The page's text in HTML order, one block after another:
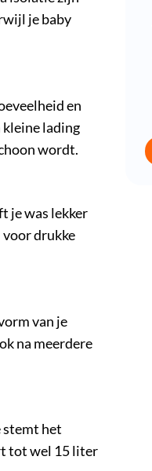
je baby
en
lading
wordt.
je was lekker
voor drukke
van je
na meerdere
stemt het
tot wel 15 liter